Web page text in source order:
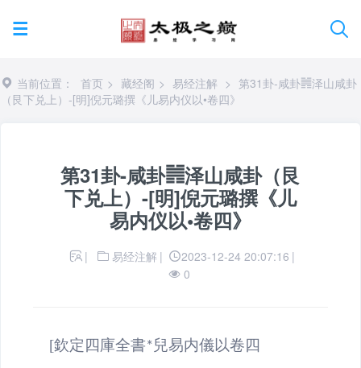
当前位置： 首页 > 藏经阁 > 易经注解 > 第31卦-咸卦䷞泽山咸卦
（艮下兑上）-[明]倪元璐撰《儿易内仪以•卷四》
第31卦-咸卦䷞泽山咸卦（艮
下兑上）-[明]倪元璐撰《儿
易内仪以•卷四》
| 易经注解 | 2023-12-24 20:07:16 |
0
[欽定四庫全書*兒易内儀以卷四